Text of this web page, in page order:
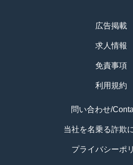
広告掲載
求人情報
免責事項
利用規約
問い合わせ/
当社を名乗る詐欺
プライバシーポ